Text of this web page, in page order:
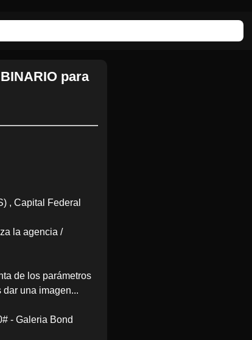
para
, Capital Federal
la agencia /
de los parámetros
una imagen...
- Galeria Bond